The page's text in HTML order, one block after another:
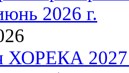
2026 г.
ХОРЕКА 2027: